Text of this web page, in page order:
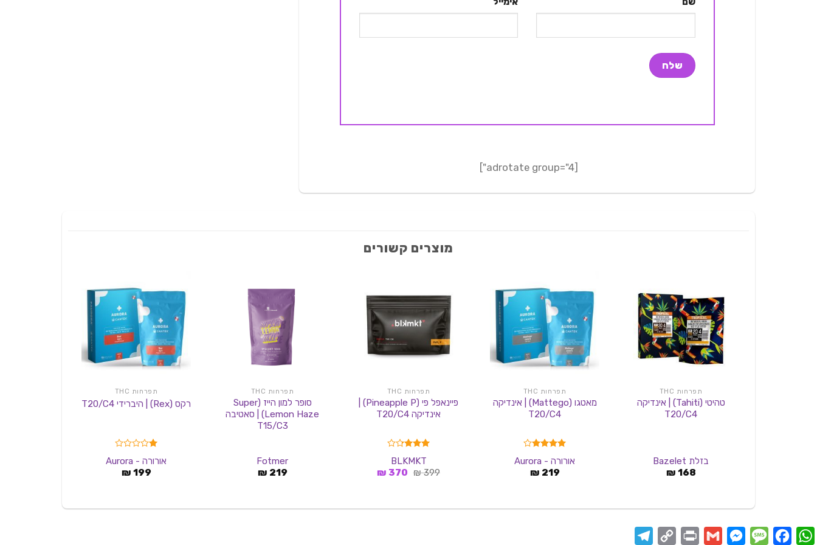
[adrotate group="4"]
מוצרים קשורים
תפרחות THC
טהיטי (Tahiti) | אינדיקה
T20/C4
בזלת Bazelet
168
₪
תפרחות THC
מאטגו (Mattego) | אינדיקה
T20/C4
מתוך 5
אורורה - Aurora
219
₪
תפרחות THC
פיינאפל פי (Pineapple P) |
אינדיקה T20/C4
דורג
3.29
מתוך 5
BLKMKT
399
₪ המחיר
370
₪המחיר
תפרחות THC
סופר למון הייז (Super
Lemon Haze) | סאטיבה
T15/C3
Fotmer
219
₪
תפרחות THC
רקס (Rex) | היברידי T20/C4
1.00
מתוך
אורורה - Aurora
199
₪
WhatsApp
Facebook
Message
Messenger
Gmail
Print
Copy